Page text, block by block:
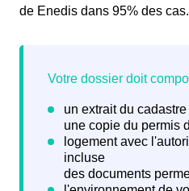
de Enedis dans 95% des cas.